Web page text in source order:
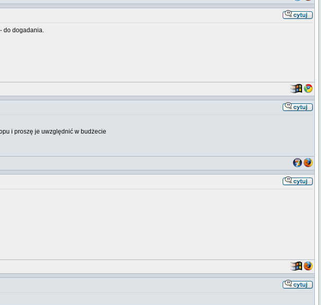
do dogadania.
i proszę je uwzględnić w budżecie